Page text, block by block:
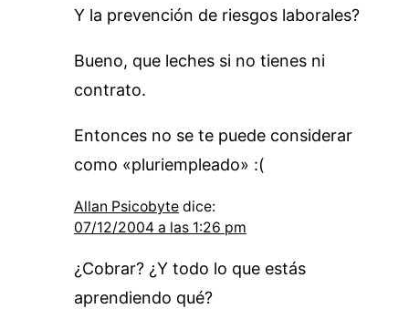
Y la prevención de riesgos laborales?
Bueno, que leches si no tienes ni
contrato.
Entonces no se te puede considerar
como «pluriempleado» :(
Allan Psicobyte dice:
07/12/2004 a las 1:26 pm
¿Cobrar? ¿Y todo lo que estás
aprendiendo qué?